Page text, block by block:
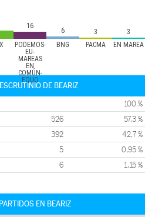
PODEMOS-
EU-
MAREAS
EN
COMÚN-
EQUO
BNG PACMA EN MAREA
16
6 3 3
DE BEARIZ
100 %
526 57,3 %
392 42,7 %
5 0,95 %
6 1,15 %
EN BEARIZ